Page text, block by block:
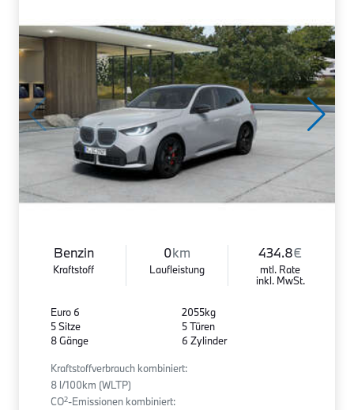
Benzin
Kraftstoff
0km
Laufleistung
434.8€
mtl. Rate
inkl. MwSt.
Euro 6
5 Sitze
8 Gänge
2055kg
5 Türen
6 Zylinder
Kraftstoffverbrauch kombiniert:
8 l/100km (WLTP)
CO2-Emissionen kombiniert: